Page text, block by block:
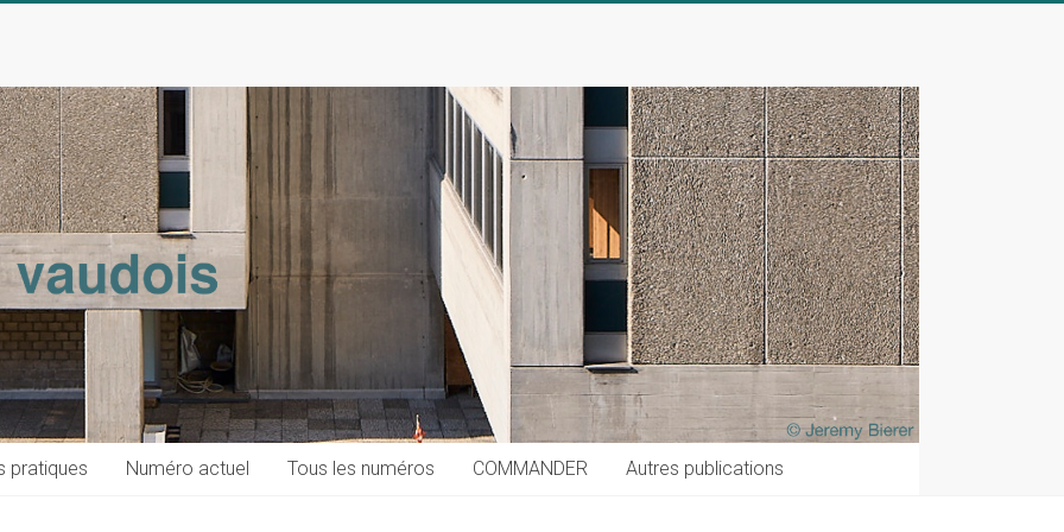
pratiques Numéro actuel Tous les numéros COMMANDER Autres publications